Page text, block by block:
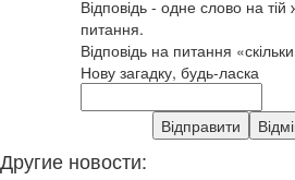
Відповідь - одне слово на
питання.
Відповідь на питання
Нову загадку, будь-ласка
Другие новости: